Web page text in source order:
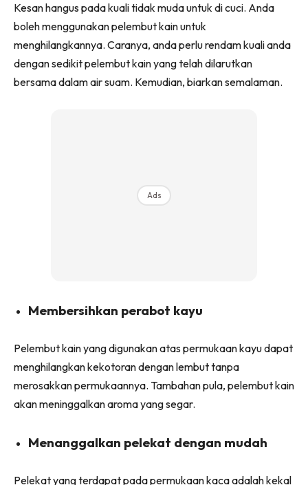
Hotel
Kafe
Hartanah
High Rise
Landed
Ilham Impiana 360
Ilham Impiana Inspirasi Selebriti
Tip Impiana
Tip Laman
Kesan hangus pada kuali tidak muda untuk di cuci. Anda
boleh menggunakan pelembut kain untuk
menghilangkannya. Caranya, anda perlu rendam kuali anda
dengan sedikit pelembut kain yang telah dilarutkan
bersama dalam air suam. Kemudian, biarkan semalaman.
Ads
Membersihkan perabot kayu
Pelembut kain yang digunakan atas permukaan kayu dapat
menghilangkan kekotoran dengan lembut tanpa
merosakkan permukaannya. Tambahan pula, pelembut kain
akan meninggalkan aroma yang segar.
Menanggalkan pelekat dengan mudah
Pelekat yang terdapat pada permukaan kaca adalah kekal